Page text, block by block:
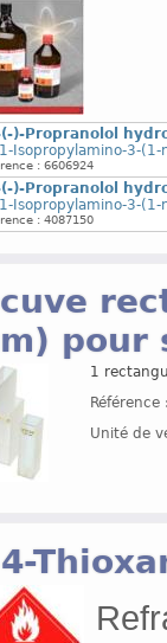
(-)-Propranolol
Isopropylamino-3-
: 6606924
(-)-Propranolol
Isopropylamino-3-
: 4087150
pour
1
Unité de